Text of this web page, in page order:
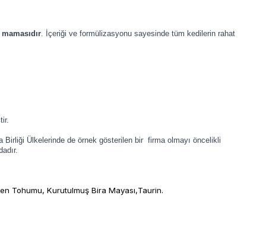
. İçeriği ve formülizasyonu sayesinde tüm kedilerin rahat
Birliği Ülkelerinde de örnek gösterilen bir firma olmayı öncelikli
Tohumu, Kurutulmuş Bira Mayası,Taurin.